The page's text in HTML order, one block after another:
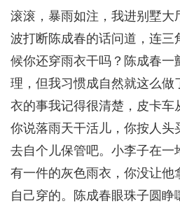
滚滚，暴雨如注，我进别墅
波打断陈成春的话问道，连三
候你还穿雨衣干吗？陈成春一
理，但我习惯成自然就这么
衣的事我记得很清楚，皮卡车
你说落雨天干活儿，你按人头
去自个儿保管吧。小李子在一
有一件的灰色雨衣，你没让他
自己穿的。陈成春眼珠子圆睁